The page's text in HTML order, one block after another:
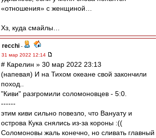
«отношения» с женщиной…
Хз, куда смайлы…
recchi -
31 мар 2022 12:14
# Карелин » 30 мар 2022 23:13
(напевая) И на Тихом океане свой закончили
поход..
"Киви" разгромили соломоновцев - 5:0.
------
этим киви сильно повезло, что Вануату и
острова Кука снялись из-за короны :((
Соломоновы жаль конечно, но сливать главный